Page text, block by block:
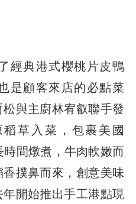
經典港式櫻桃片皮鴨
是顧客來店的必點菜
與主廚林宥叡聯手發
草入菜，包裹美國
間燉煮，牛肉軟嫩而
撲鼻而來，創意美味
開始推出手工港點現